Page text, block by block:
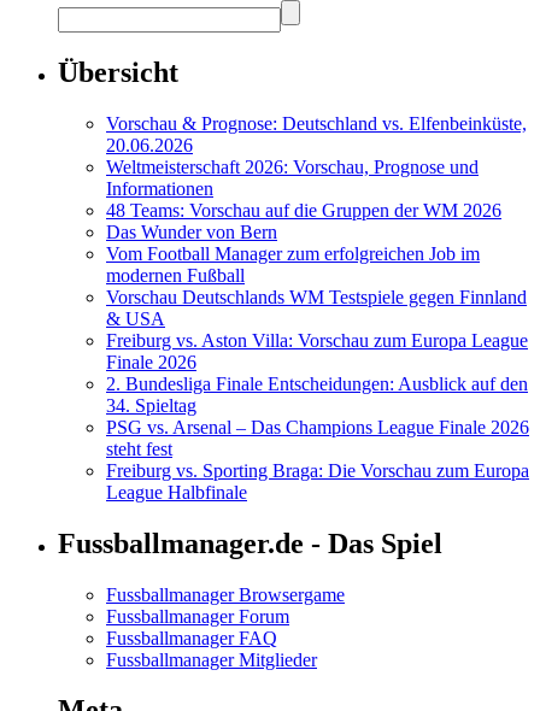
Übersicht
Vorschau & Prognose: Deutschland vs. Elfenbeinküste,
20.06.2026
Weltmeisterschaft 2026: Vorschau, Prognose und
Informationen
48 Teams: Vorschau auf die Gruppen der WM 2026
Das Wunder von Bern
Vom Football Manager zum erfolgreichen Job im
modernen Fußball
Vorschau Deutschlands WM Testspiele gegen Finnland
& USA
Freiburg vs. Aston Villa: Vorschau zum Europa League
Finale 2026
2. Bundesliga Finale Entscheidungen: Ausblick auf den
34. Spieltag
PSG vs. Arsenal – Das Champions League Finale 2026
steht fest
Freiburg vs. Sporting Braga: Die Vorschau zum Europa
League Halbfinale
Fussballmanager.de - Das Spiel
Fussballmanager Browsergame
Fussballmanager Forum
Fussballmanager FAQ
Fussballmanager Mitglieder